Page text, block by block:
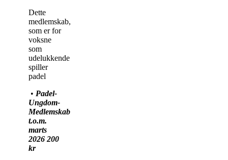
Dette
medlemskab,
som er for
voksne
som
udelukkende
spiller
padel
• Padel-
Ungdom-
Medlemskab
t.o.m.
marts
2026 200
kr